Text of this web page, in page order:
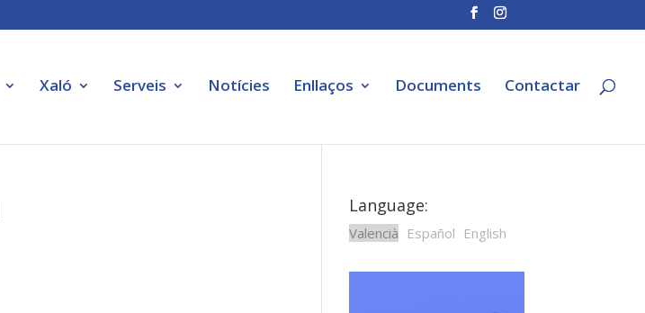
Xaló Serveis Notícies Enllaços Documents Contactar
Language:
Valencià Español English